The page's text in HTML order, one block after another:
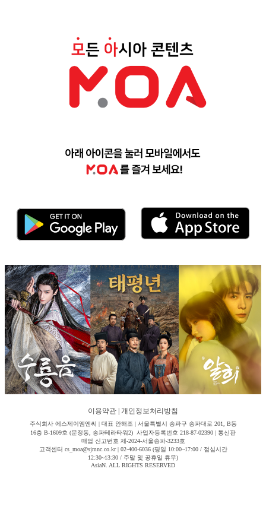
이용약관 개인정보처리방침
주식회사 에스제이엠엔씨 | 대표 안해조 | 서울특별시 송파구 송파대로 201, B동
16층 B-1609호 (문정동, 송파테라타워2) 사업자등록번호 218-87-02390 | 통신판
매업 신고번호 제-2024-서울송파-3233호
고객센터 cs_moa@sjmnc.co.kr | 02-400-6036 (평일 10:00~17:00 / 점심시간
12:30~13:30 / 주말 및 공휴일 휴무)
AsiaN. ALL RIGHTS RESERVED